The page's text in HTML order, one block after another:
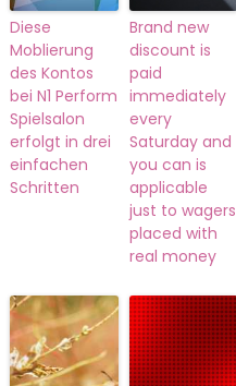
Diese
Moblierung
des Kontos
bei N1 Perform
Spielsalon
erfolgt in drei
einfachen
Schritten
Brand new
discount is
paid
immediately
every
Saturday and
you can is
applicable
just to wagers
placed with
real money